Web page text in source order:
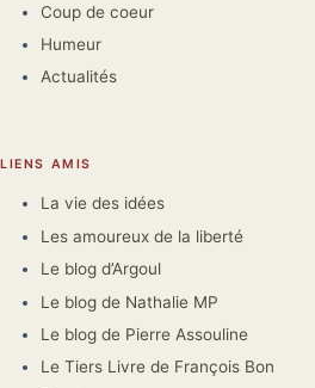
Coup de coeur
Humeur
Actualités
LIENS AMIS
La vie des idées
Les amoureux de la liberté
Le blog d’Argoul
Le blog de Nathalie MP
Le blog de Pierre Assouline
Le Tiers Livre de François Bon